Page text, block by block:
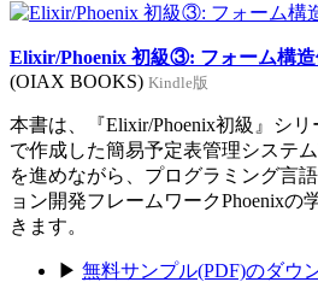
Elixir/Phoenix 初級③: フォーム構造
(OIAX BOOKS) Kindle版
本書は、『Elixir/Phoenix初級』シ
で作成した簡易予定表管理システ
を進めながら、プログラミング言
ョン開発フレームワークPhoenixの
きます。
▶ 無料サンプル(PDF)のダウ